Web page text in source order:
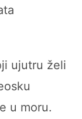
ujutru želi
u moru.